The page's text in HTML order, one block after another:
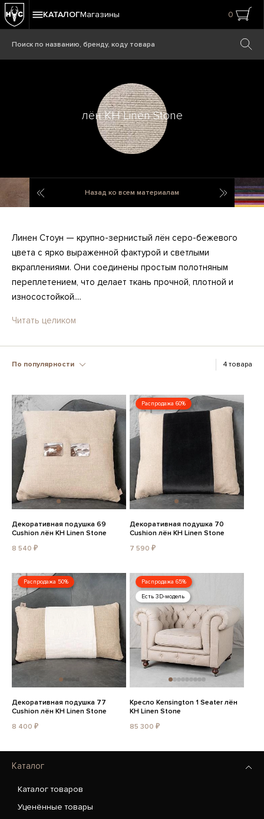
КАТАЛОГМагазины 0
лён KH Linen Stone
натуральная кожа Destroyed Raw
Назад ко всем материалам хлопок
Линен Стоун — крупно-зернистый лён серо-бежевого
цвета с ярко выраженной фактурой и светлыми
вкраплениями. Они соединены простым полотняным
переплетением, что делает ткань прочной, плотной и
износостойкой....
Читать целиком
По популярности 4 товара
Декоративная подушка 69
Cushion лён KH Linen Stone
8 540 ₽
Распродажа 60%
Декоративная подушка 70
Cushion лён KH Linen Stone
7 590 ₽
Распродажа 50%
Декоративная подушка 77
Cushion лён KH Linen Stone
8 400 ₽
Распродажа 65%
Есть 3D-модель
Кресло Kensington 1 Seater лён
KH Linen Stone
85 300 ₽
Каталог
Каталог товаров
Уценённые товары